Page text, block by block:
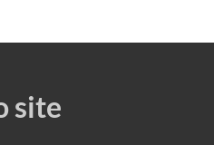
site